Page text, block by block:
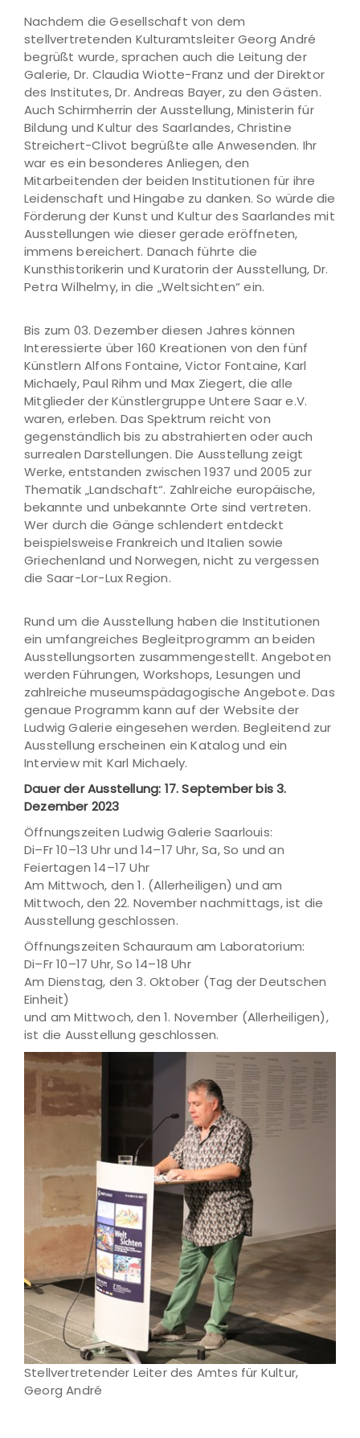
Nachdem die Gesellschaft von dem
stellvertretenden Kulturamtsleiter Georg André
begrüßt wurde, sprachen auch die Leitung der
Galerie, Dr. Claudia Wiotte-Franz und der Direktor
des Institutes, Dr. Andreas Bayer, zu den Gästen.
Auch Schirmherrin der Ausstellung, Ministerin für
Bildung und Kultur des Saarlandes, Christine
Streichert-Clivot begrüßte alle Anwesenden. Ihr
war es ein besonderes Anliegen, den
Mitarbeitenden der beiden Institutionen für ihre
Leidenschaft und Hingabe zu danken. So würde die
Förderung der Kunst und Kultur des Saarlandes mit
Ausstellungen wie dieser gerade eröffneten,
immens bereichert. Danach führte die
Kunsthistorikerin und Kuratorin der Ausstellung, Dr.
Petra Wilhelmy, in die „Weltsichten“ ein.
Bis zum 03. Dezember diesen Jahres können
Interessierte über 160 Kreationen von den fünf
Künstlern Alfons Fontaine, Victor Fontaine, Karl
Michaely, Paul Rihm und Max Ziegert, die alle
Mitglieder der Künstlergruppe Untere Saar e.V.
waren, erleben. Das Spektrum reicht von
gegenständlich bis zu abstrahierten oder auch
surrealen Darstellungen. Die Ausstellung zeigt
Werke, entstanden zwischen 1937 und 2005 zur
Thematik „Landschaft“. Zahlreiche europäische,
bekannte und unbekannte Orte sind vertreten.
Wer durch die Gänge schlendert entdeckt
beispielsweise Frankreich und Italien sowie
Griechenland und Norwegen, nicht zu vergessen
die Saar-Lor-Lux Region.
Rund um die Ausstellung haben die Institutionen
ein umfangreiches Begleitprogramm an beiden
Ausstellungsorten zusammengestellt. Angeboten
werden Führungen, Workshops, Lesungen und
zahlreiche museumspädagogische Angebote. Das
genaue Programm kann auf der Website der
Ludwig Galerie eingesehen werden. Begleitend zur
Ausstellung erscheinen ein Katalog und ein
Interview mit Karl Michaely.
Dauer der Ausstellung: 17. September bis 3.
Dezember 2023
Öffnungszeiten Ludwig Galerie Saarlouis:
Di–Fr 10–13 Uhr und 14–17 Uhr, Sa, So und an
Feiertagen 14–17 Uhr
Am Mittwoch, den 1. (Allerheiligen) und am
Mittwoch, den 22. November nachmittags, ist die
Ausstellung geschlossen.
Öffnungszeiten Schauraum am Laboratorium:
Di–Fr 10–17 Uhr, So 14–18 Uhr
Am Dienstag, den 3. Oktober (Tag der Deutschen
Einheit)
und am Mittwoch, den 1. November (Allerheiligen),
ist die Ausstellung geschlossen.
Stellvertretender Leiter des Amtes für Kultur,
Georg André